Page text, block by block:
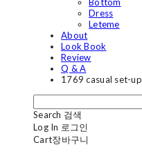
Bottom
Dress
Leteme
About
Look Book
Review
Q & A
1769 casual set-up
Search 검색
Log In 로그인
Cart장바구니